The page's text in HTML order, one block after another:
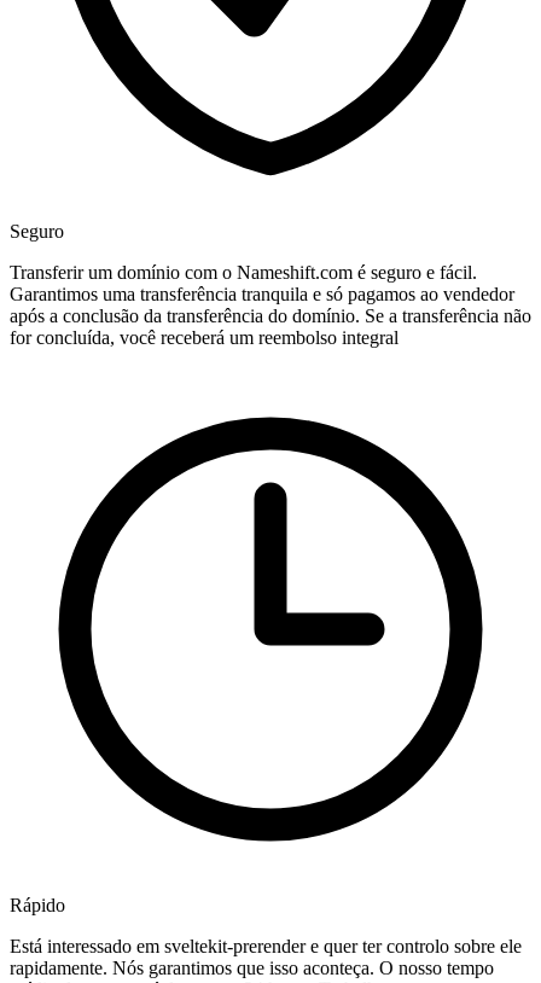
Seguro
Transferir um domínio com o Nameshift.com é seguro e fácil.
Garantimos uma transferência tranquila e só pagamos ao vendedor
após a conclusão da transferência do domínio. Se a transferência não
for concluída, você receberá um reembolso integral
Rápido
Está interessado em sveltekit-prerender e quer ter controlo sobre ele
rapidamente. Nós garantimos que isso aconteça. O nosso tempo